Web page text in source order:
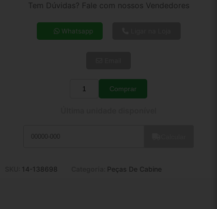
4x de R$ 55,15
5x de R$ 44,70
Tem Dúvidas? Fale com nossos Vendedores
Whatsapp
Quantidade
Comprar
14-138698 Peças De Cabine